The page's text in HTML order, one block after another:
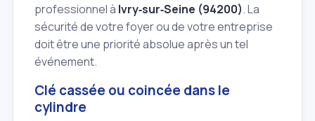
professionnel à Ivry‑sur‑Seine (94200). La
sécurité de votre foyer ou de votre entreprise
doit être une priorité absolue après un tel
événement.
Clé cassée ou coincée dans le
cylindre